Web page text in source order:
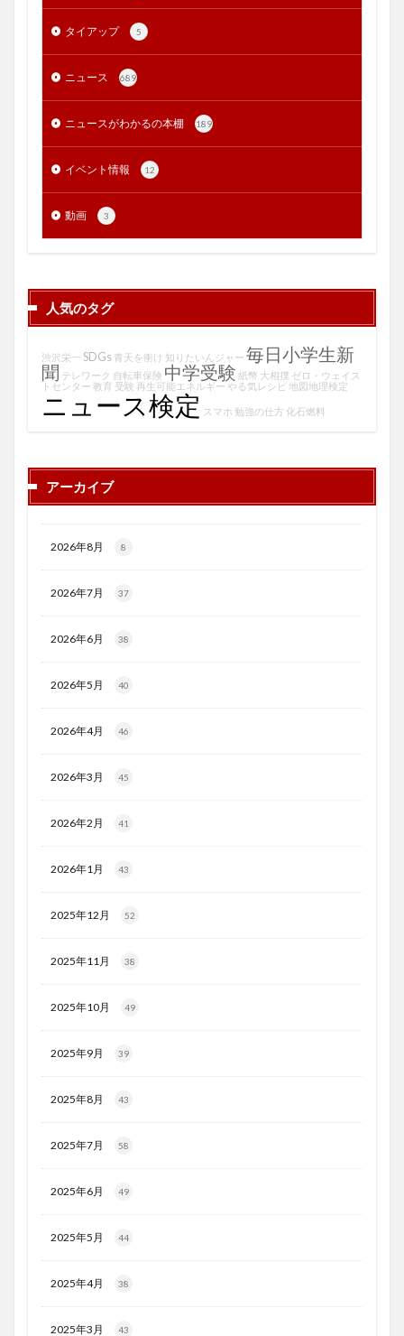
タイアップ 5
ニュース 689
ニュースがわかるの本棚 189
イベント情報 12
動画 3
人気のタグ
渋沢栄一 SDGs 青天を衝け 知りたいんジャー 毎日小学生新
聞 テレワーク 自転車保険 中学受験 紙幣 大相撲 ゼロ・ウェイス
トセンター 教育 受験 再生可能エネルギー やる気レシピ 地図地理検定
ニュース検定 スマホ 勉強の仕方 化石燃料
アーカイブ
2026年8月 8
2026年7月 37
2026年6月 38
2026年5月 40
2026年4月 46
2026年3月 45
2026年2月 41
2026年1月 43
2025年12月 52
2025年11月 38
2025年10月 49
2025年9月 39
2025年8月 43
2025年7月 58
2025年6月 49
2025年5月 44
2025年4月 38
2025年3月 43